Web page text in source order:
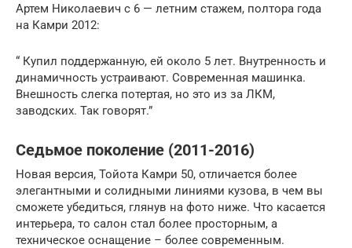
Артем Николаевич с 6 — летним стажем, полтора года
на Камри 2012:
“ Купил поддержанную, ей около 5 лет. Внутренность и
динамичность устраивают. Современная машинка.
Внешность слегка потертая, но это из за ЛКМ,
заводских. Так говорят.”
Седьмое поколение (2011-2016)
Новая версия, Тойота Камри 50, отличается более
элегантными и солидными линиями кузова, в чем вы
сможете убедиться, глянув на фото ниже. Что касается
интерьера, то салон стал более просторным, а
техническое оснащение – более современным.